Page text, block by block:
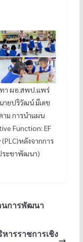
า ผอ.สพป.แพร่
ายปริวัฒน์ มีเดช
ม การนำแผน
Function: EF
หลังจากการ
ระชาพัฒนา)
นการพัฒนา
ารราชการเชิง